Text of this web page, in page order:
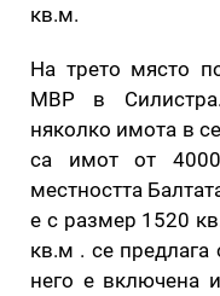
кв.м.
На трето място
МВР в Силистра.
няколко имота в
са имот от
местността
е с размер 1520
кв.м . се
него е включена